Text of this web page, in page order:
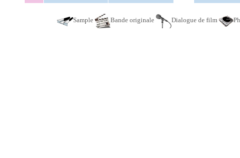
Sample Bande originale Dialogue de film